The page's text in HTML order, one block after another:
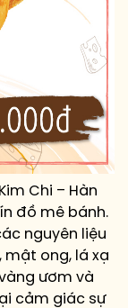
Chi – Hàn
đồ mê bánh.
nguyên liệu
mật ong, lá xạ
ươm và
cảm giác sự